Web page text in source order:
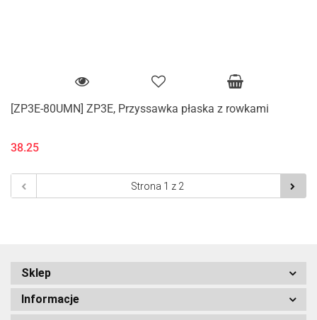
[ZP3E-80UMN] ZP3E, Przyssawka płaska z rowkami
38.25
Sklep
Informacje